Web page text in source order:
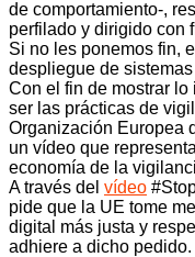
de comportamiento-,
perfilado y dirigido con
Si no les ponemos fin,
despliegue de sistemas
Con el fin de mostrar
ser las prácticas de
Organización Europea
un vídeo que
economía de la
A través del vídeo
pide que la UE tome
digital más justa y
adhiere a dicho pedido.